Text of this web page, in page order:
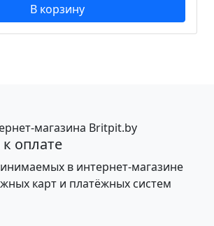
В корзину
оплате